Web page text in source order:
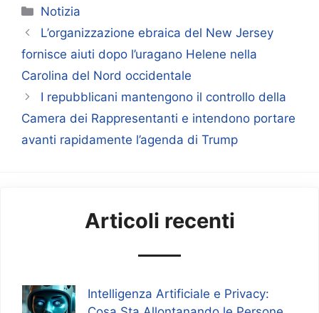
Categorie
Notizia
L’organizzazione ebraica del New Jersey
fornisce aiuti dopo l’uragano Helene nella
Carolina del Nord occidentale
I repubblicani mantengono il controllo della
Camera dei Rappresentanti e intendono portare
avanti rapidamente l’agenda di Trump
Articoli recenti
Intelligenza Artificiale e Privacy: